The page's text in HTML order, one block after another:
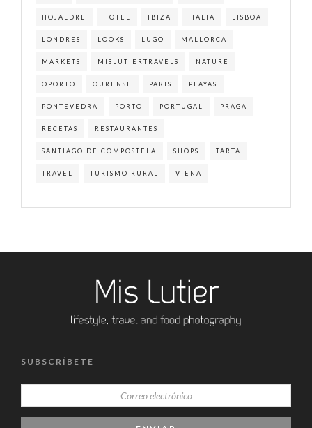
HOJALDRE HOTEL IBIZA ITALIA LISBOA
LONDRES LOOKS LUGO MALLORCA
MARKETS MISLUTIERTRAVELS NATURE
OPORTO OURENSE PARIS PLAYAS
PONTEVEDRA PORTO PORTUGAL PRAGA
RECETAS RESTAURANTES
SANTIAGO DE COMPOSTELA SHOPS TARTA
TRAVEL TURISMO RURAL VIENA
SUBSCRÍBETE